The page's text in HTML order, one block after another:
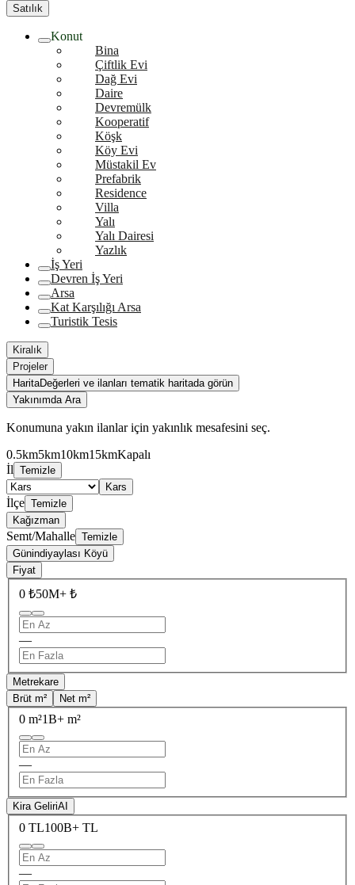
Satılık
Konut
Bina
Çiftlik Evi
Dağ Evi
Daire
Devremülk
Kooperatif
Köşk
Köy Evi
Müstakil Ev
Prefabrik
Residence
Villa
Yalı
Yalı Dairesi
Yazlık
İş Yeri
Devren İş Yeri
Arsa
Kat Karşılığı Arsa
Turistik Tesis
Kiralık
Projeler
HaritaDeğerleri ve ilanları tematik haritada görün
Yakınımda Ara
Konumuna yakın ilanlar için yakınlık mesafesini seç.
0.5km5km10km15kmKapalı
İl Temizle
Kars
İlçe Temizle
Kağızman
Semt/Mahalle Temizle
Günindiyaylası Köyü
Fiyat
0 ₺50M+ ₺
—
Metrekare
Brüt m²
Net m²
0 m²1B+ m²
—
Kira GeliriAI
0 TL100B+ TL
—